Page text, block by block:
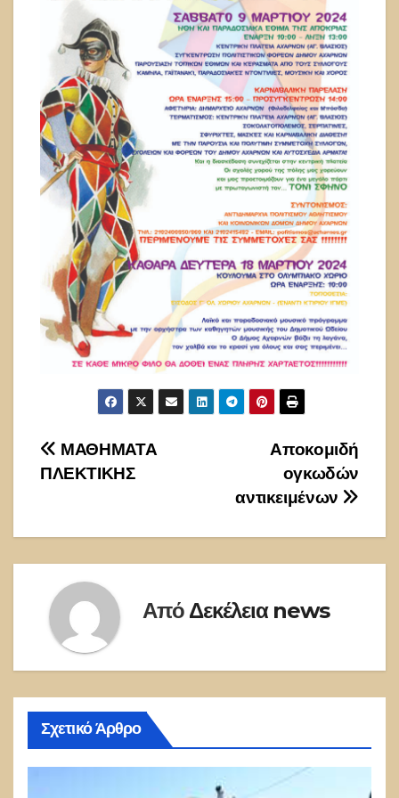
Πλοήγηση
Αποκομιδή
ογκωδών
αντικειμένων
ΜΑΘΗΜΑΤΑ
ΠΛΕΚΤΙΚΗΣ
Από Δεκέλεια news
Σχετικό Άρθρο